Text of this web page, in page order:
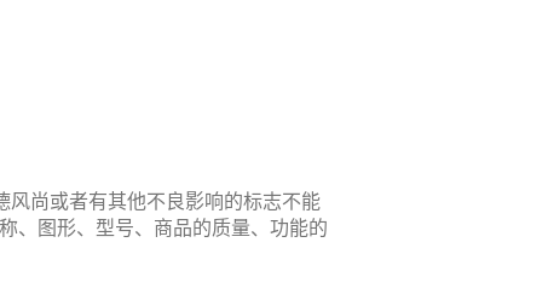
尚或者有其他不良影响的标志不能
、图形、型号、商品的质量、功能的